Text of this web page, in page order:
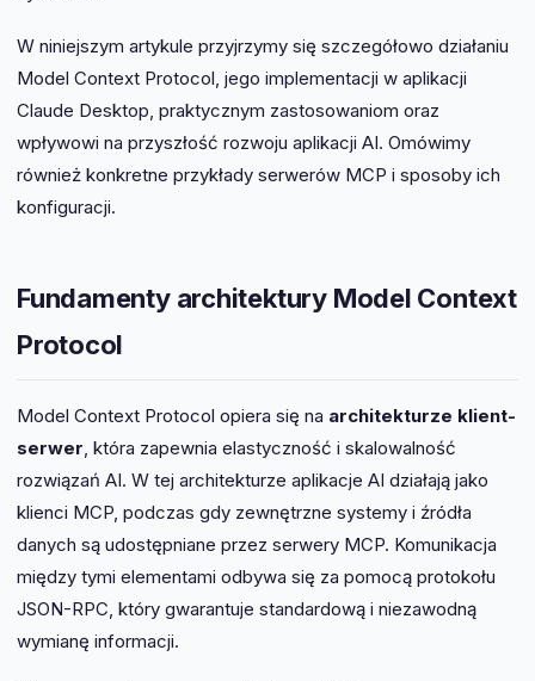
W niniejszym artykule przyjrzymy się szczegółowo działaniu
Model Context Protocol, jego implementacji w aplikacji
Claude Desktop, praktycznym zastosowaniom oraz
wpływowi na przyszłość rozwoju aplikacji AI. Omówimy
również konkretne przykłady serwerów MCP i sposoby ich
konfiguracji.
Fundamenty architektury Model Context
Protocol
Model Context Protocol opiera się na architekturze klient-
serwer, która zapewnia elastyczność i skalowalność
rozwiązań AI. W tej architekturze aplikacje AI działają jako
klienci MCP, podczas gdy zewnętrzne systemy i źródła
danych są udostępniane przez serwery MCP. Komunikacja
między tymi elementami odbywa się za pomocą protokołu
JSON-RPC, który gwarantuje standardową i niezawodną
wymianę informacji.